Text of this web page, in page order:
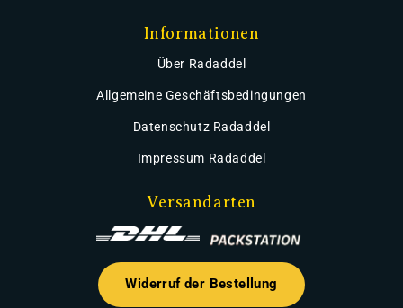
Informationen
Über Radaddel
Allgemeine Geschäftsbedingungen
Datenschutz Radaddel
Impressum Radaddel
Versandarten
Widerruf der Bestellung